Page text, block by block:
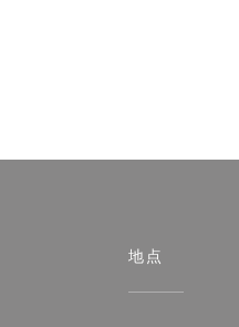
地点